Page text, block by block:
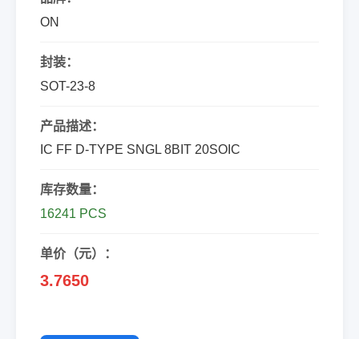
ON
封装：
SOT-23-8
产品描述：
IC FF D-TYPE SNGL 8BIT 20SOIC
库存数量：
16241 PCS
单价（元）：
3.7650